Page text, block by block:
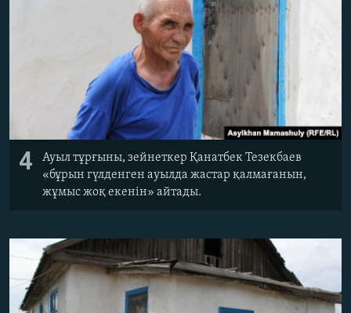
4
Ауыл тұрғыны, зейнеткер Қанатбек Тезекбаев
«бұрын гүлденген ауылда жастар қалмағанын,
жұмыс жоқ екенін» айтады.